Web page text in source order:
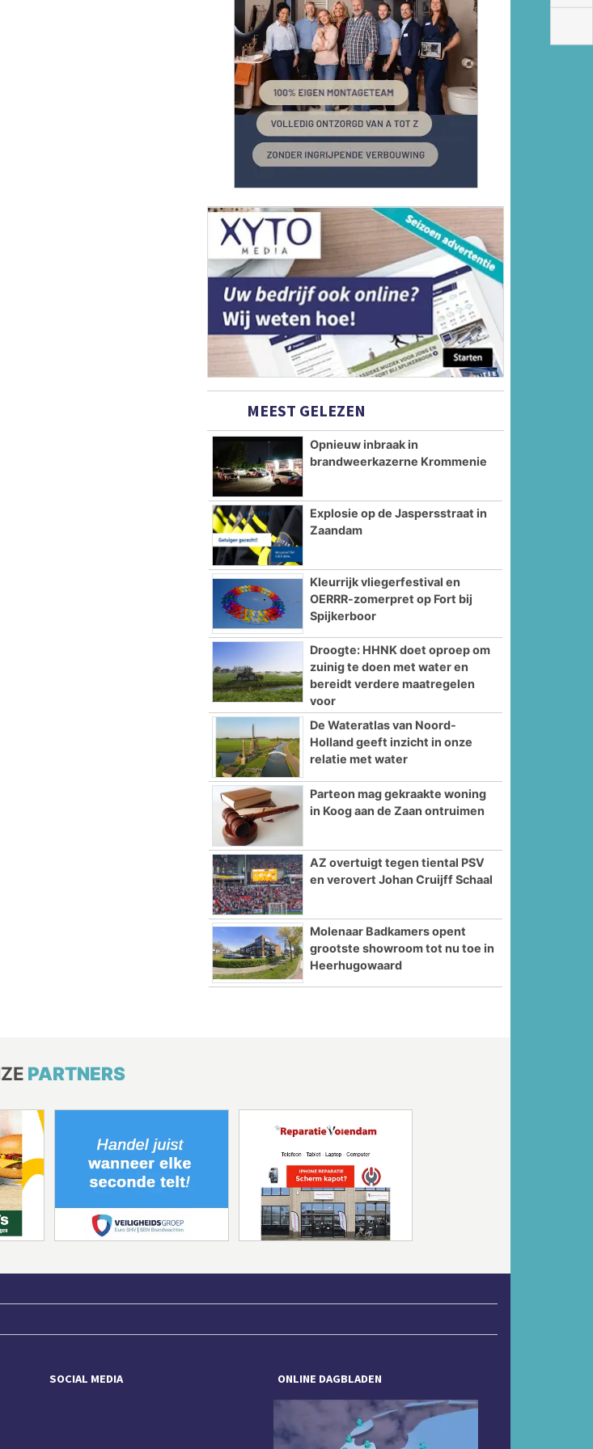
MEEST GELEZEN
Opnieuw inbraak in
brandweerkazerne Krommenie
Explosie op de Jaspersstraat in
Zaandam
Kleurrijk vliegerfestival en
OERRR-zomerpret op Fort bij
Spijkerboor
Droogte: HHNK doet oproep om
zuinig te doen met water en
bereidt verdere maatregelen
voor
De Wateratlas van Noord-
Holland geeft inzicht in onze
relatie met water
Parteon mag gekraakte woning
in Koog aan de Zaan ontruimen
AZ overtuigt tegen tiental PSV
en verovert Johan Cruijff Schaal
Molenaar Badkamers opent
grootste showroom tot nu toe in
Heerhugowaard
PARTNERS
SOCIAL MEDIA ONLINE DAGBLADEN